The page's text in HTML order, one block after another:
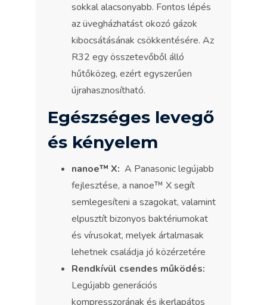
sokkal alacsonyabb. Fontos lépés
az üvegházhatást okozó gázok
kibocsátásának csökkentésére. Az
R32 egy összetevőből álló
hűtőközeg, ezért egyszerűen
újrahasznosítható.
Egészséges levegő
és kényelem
nanoe™ X: A Panasonic legújabb
fejlesztése, a nanoe™ X segít
semlegesíteni a szagokat, valamint
elpusztít bizonyos baktériumokat
és vírusokat, melyek ártalmasak
lehetnek családja jó közérzetére
Rendkívül csendes működés:
Legújabb generációs
kompresszorának és ikerlapátos